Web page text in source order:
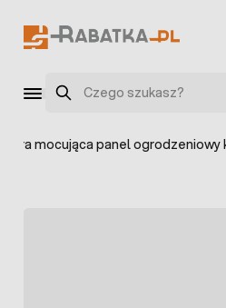
Szukaj
mocująca panel